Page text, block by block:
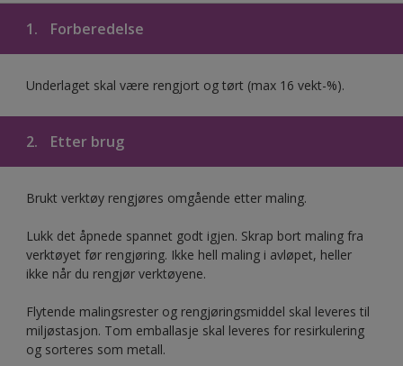
1. Forberedelse
Underlaget skal være rengjort og tørt (max 16 vekt-%).
2. Etter brug
Brukt verktøy rengjøres omgående etter maling.
Lukk det åpnede spannet godt igjen. Skrap bort maling fra
verktøyet før rengjøring. Ikke hell maling i avløpet, heller
ikke når du rengjør verktøyene.
Flytende malingsrester og rengjøringsmiddel skal leveres til
miljøstasjon. Tom emballasje skal leveres for resirkulering
og sorteres som metall.